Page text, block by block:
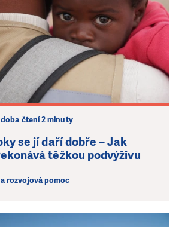
doba čtení 2 minuty
se jí daří dobře – Jak
těžkou podvýživu
rozvojová pomoc